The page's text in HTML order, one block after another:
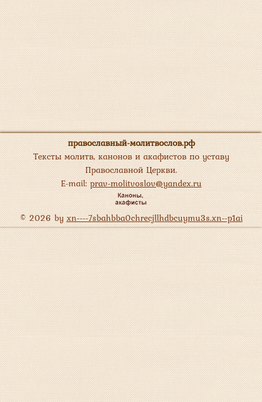
православный-молитвослов.рф
Тексты молитв, канонов и акафистов по уставу
Православной Церкви.
E-mail:prav-molitvoslov@yandex.ru
© 2026 byxn----7sbahbba0chrecjllhdbcuymu3s.xn--p1ai